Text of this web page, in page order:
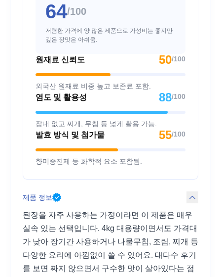
64/100
저렴한 가격에 양 많은 제품으로 가성비는 좋지만
깊은 장맛은 아쉬움.
원재료 신뢰도 50/100
외국산 원재료 비중 높고 보존료 포함.
염도 및 활용성 88/100
잡내 없고 찌개, 무침 등 넓게 활용 가능.
발효 방식 및 첨가물 55/100
향미증진제 등 화학적 요소 포함됨.
제품 정보
된장을 자주 사용하는 가정이라면 이 제품은 매우
실속 있는 선택입니다. 4kg 대용량이면서도 가격대
가 낮아 장기간 사용하거나 나물무침, 조림, 찌개 등
다양한 요리에 아낌없이 쓸 수 있어요. 대다수 후기
를 보면 짜지 않으면서 구수한 맛이 살아있다는 점